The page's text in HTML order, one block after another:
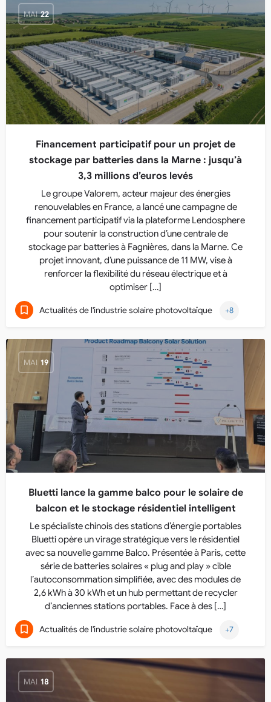
MAI 22
Financement participatif pour un projet de
stockage par batteries dans la Marne : jusqu’à
3,3 millions d’euros levés
Le groupe Valorem, acteur majeur des énergies
renouvelables en France, a lancé une campagne de
financement participatif via la plateforme Lendosphere
pour soutenir la construction d’une centrale de
stockage par batteries à Fagnières, dans la Marne. Ce
projet innovant, d’une puissance de 11 MW, vise à
renforcer la flexibilité du réseau électrique et à
optimiser […]
Actualités de l'industrie solaire photovoltaïque +8
MAI 19
Bluetti lance la gamme balco pour le solaire de
balcon et le stockage résidentiel intelligent
Le spécialiste chinois des stations d’énergie portables
Bluetti opère un virage stratégique vers le résidentiel
avec sa nouvelle gamme Balco. Présentée à Paris, cette
série de batteries solaires « plug and play » cible
l’autoconsommation simplifiée, avec des modules de
2,6 kWh à 30 kWh et un hub permettant de recycler
d’anciennes stations portables. Face à des […]
Actualités de l'industrie solaire photovoltaïque +7
MAI 18